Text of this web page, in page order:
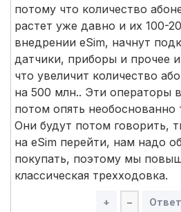
потому что количество
растет уже давно и их 100-
внедрении eSim, начнут
датчики, приборы и прочее
что увеличит количество
на 500 млн.. Эти операторы
потом опять
Они будут потом говорить,
на eSim перейти, нам надо
покупать, поэтому мы
классическая трехходовка.
+ –